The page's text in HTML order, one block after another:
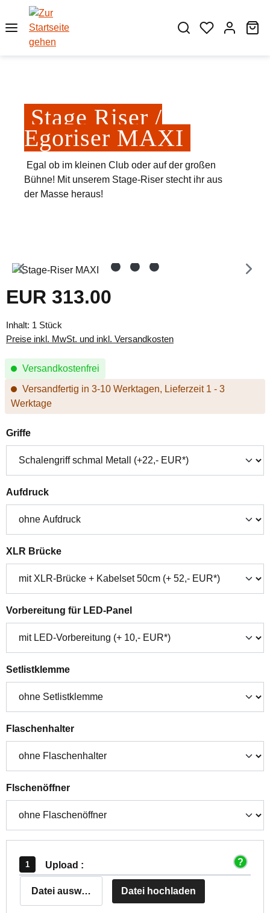
Zum Hauptinhalt springen
Stage Riser /
Egoriser MAXI
Egal ob im kleinen Club oder auf der großen
Bühne! Mit unserem Stage-Riser stecht ihr aus
der Masse heraus!
Bildergalerie überspringen
Regulärer Preis:
EUR 313.00
Inhalt: 1 Stück
Preise inkl. MwSt. und inkl. Versandkosten
Versandkostenfrei
Versandfertig in 3-10 Werktagen, Lieferzeit 1 - 3
Werktage
Griffeauswählen
Aufdruckauswählen
XLR Brückeauswählen
Vorbereitung für LED-Panelauswählen
Setlistklemmeauswählen
Flaschenhalterauswählen
Flschenöffnerauswählen
Upload :
Datei auswählen Datei hochladen